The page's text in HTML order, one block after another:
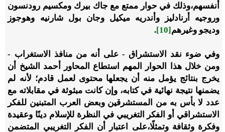
أنفسهم،وذلك في حوار ممتع مع جاك بيرك ومكسيم رودنسون
وروجيه أرنادليز وأندريه ميكيل وجان بول شارنيه وهوجوز
وديجو وغيرهم[10]
.
وفي ضوء نقد الاستشراق - على أنه من منافذ الاستغراب -
ومن خلال هذا الحوار المهم استطاع المحاور أحمد الشيخ أن
يخرج بنتائج يؤمل منه أن يجعلها محتوى لعمل قادم؛ لأنه لم
يضمنها نتيجة نهائية في كتابه، وإن كانت مبثوثة في مقابلاته مع
عدد لا بأس به من المستشرقين وبعض العرب المتبنين للفكر
الاستشراقي أو الفكر التغريبي في النظرة للإسلام دينًا وعقيدة
وفكرة وثقافة وتمثلًا،على اعتبار أن الفكر التغريبي المتضمن